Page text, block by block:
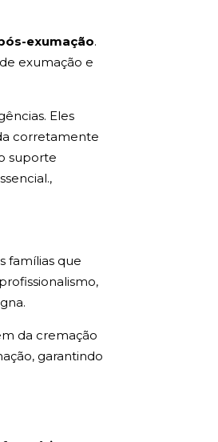
exumação.
exumação e
Eles
corretamente
suporte
famílias que
da cremação
garantindo